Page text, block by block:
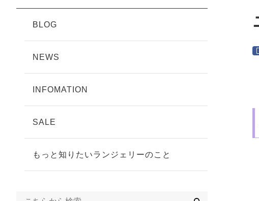
BLOG
NEWS
INFOMATION
SALE
もっと知りたいランジェリーのこと